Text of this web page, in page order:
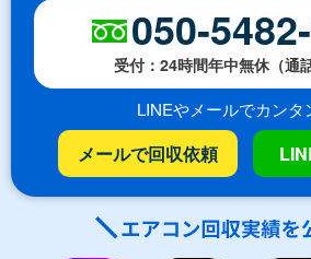
050-
受付：24時間年中無休（通
LINEやメールでカンタ
メールで回収依頼